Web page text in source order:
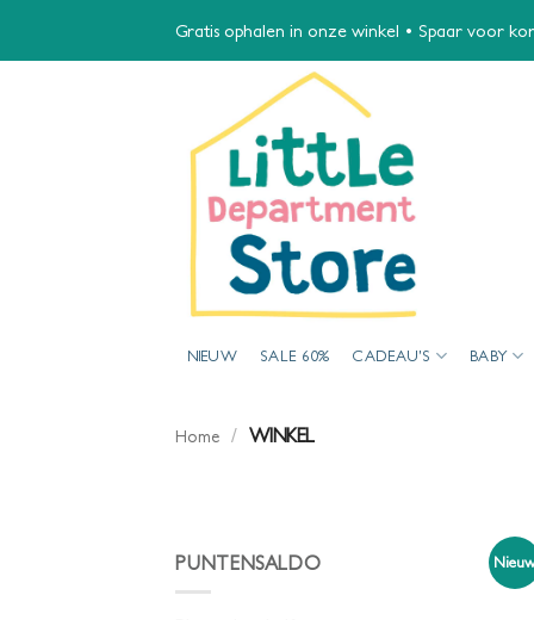
Gratis ophalen in onze winkel • Spaar voor
NIEUW SALE 60% CADEAU’S BABY
Home / WINKEL
PUNTENSALDO